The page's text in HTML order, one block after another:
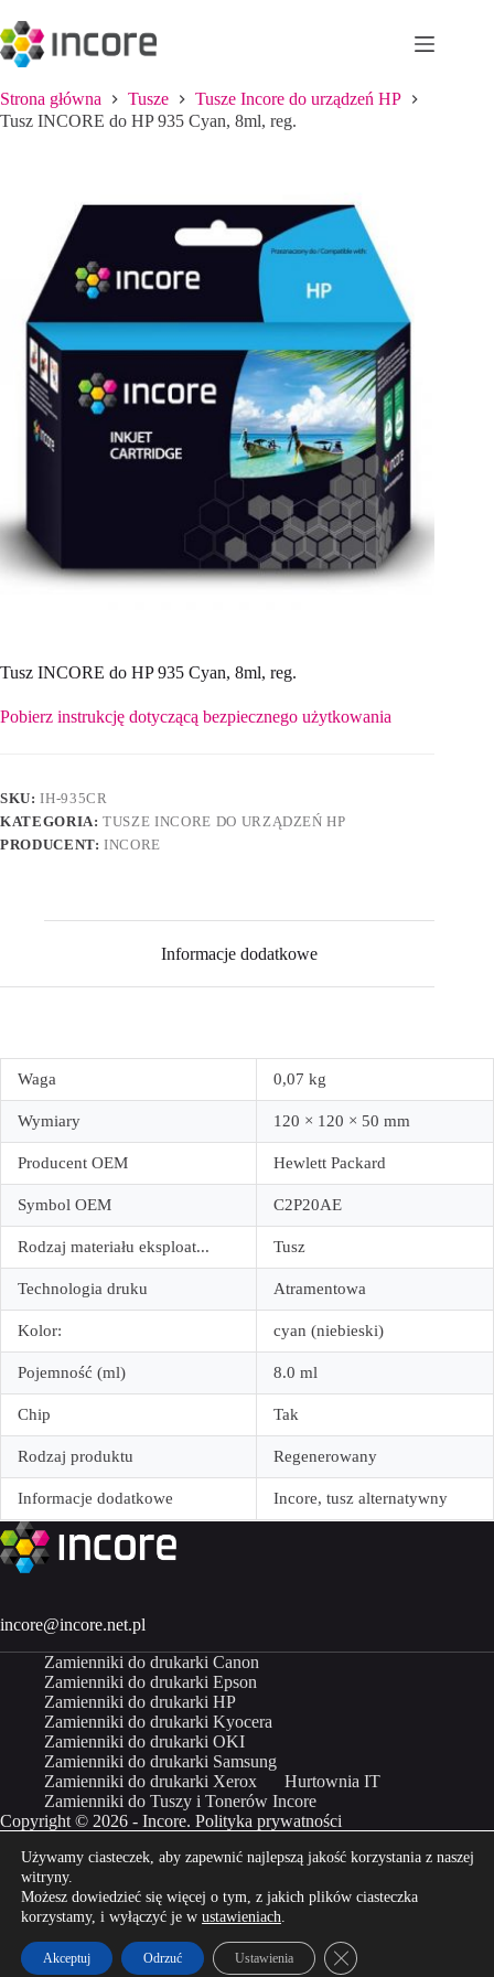
do
treści
Strona główna Tusze
Tusze Incore do urządzeń HP
Tusz INCORE do HP 935 Cyan, 8ml, reg.
Tusz INCORE do HP 935 Cyan, 8ml, reg.
Pobierz instrukcję dotyczącą bezpiecznego użytkowania
SKU:IH-935CR
KATEGORIA:TUSZE INCORE DO URZĄDZEŃ HP
PRODUCENT:INCORE
Informacje dodatkowe
Waga 0,07 kg
Wymiary 120 × 120 × 50 mm
Producent OEM Hewlett Packard
Symbol OEM C2P20AE
Rodzaj materiału eksploat... Tusz
Technologia druku Atramentowa
Kolor: cyan (niebieski)
Pojemność (ml) 8.0 ml
Chip Tak
Rodzaj produktu Regenerowany
Informacje dodatkowe Incore, tusz alternatywny
incore@incore.net.pl
Zamienniki do drukarki Canon
Zamienniki do drukarki Epson
Zamienniki do drukarki HP
Zamienniki do drukarki Kyocera
Zamienniki do drukarki OKI
Zamienniki do drukarki Samsung
Zamienniki do drukarki Xerox
Hurtownia IT
Zamienniki do Tuszy i Tonerów Incore
Copyright © 2026 - Incore. Polityka prywatności
Właścicielem marki Incore jest Incom Group SA
Kup Incore na Kup Incore na
Używamy ciasteczek, aby zapewnić najlepszą jakość korzystania z naszej
witryny.
Możesz dowiedzieć się więcej o tym, z jakich plików ciasteczka
korzystamy, i wyłączyć je w ustawieniach.
Akceptuj Odrzuć Ustawienia Zamknij panel